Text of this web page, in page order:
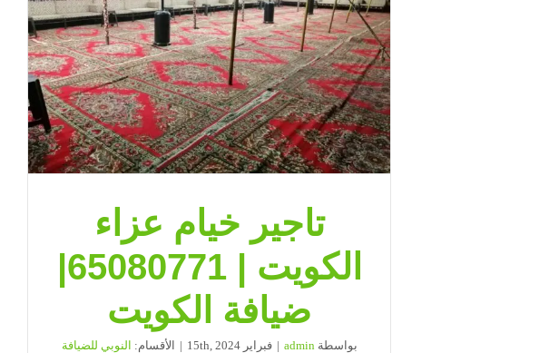
تاجير خيام عزاء
الكويت | 65080771|
ضيافة الكويت
بواسطةadmin
| فبراير 15th, 2024 | الأقسام: النوبي للضيافة